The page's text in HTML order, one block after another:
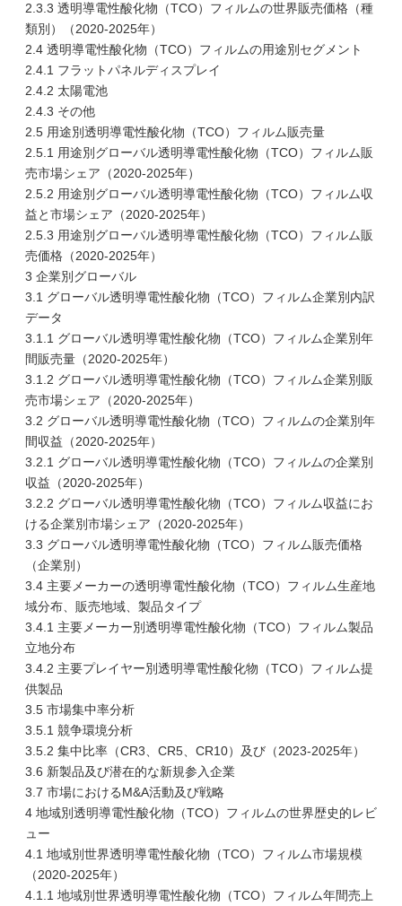
2.3.3 透明導電性酸化物（TCO）フィルムの世界販売価格（種
類別）（2020-2025年）
2.4 透明導電性酸化物（TCO）フィルムの用途別セグメント
2.4.1 フラットパネルディスプレイ
2.4.2 太陽電池
2.4.3 その他
2.5 用途別透明導電性酸化物（TCO）フィルム販売量
2.5.1 用途別グローバル透明導電性酸化物（TCO）フィルム販
売市場シェア（2020-2025年）
2.5.2 用途別グローバル透明導電性酸化物（TCO）フィルム収
益と市場シェア（2020-2025年）
2.5.3 用途別グローバル透明導電性酸化物（TCO）フィルム販
売価格（2020-2025年）
3 企業別グローバル
3.1 グローバル透明導電性酸化物（TCO）フィルム企業別内訳
データ
3.1.1 グローバル透明導電性酸化物（TCO）フィルム企業別年
間販売量（2020-2025年）
3.1.2 グローバル透明導電性酸化物（TCO）フィルム企業別販
売市場シェア（2020-2025年）
3.2 グローバル透明導電性酸化物（TCO）フィルムの企業別年
間収益（2020-2025年）
3.2.1 グローバル透明導電性酸化物（TCO）フィルムの企業別
収益（2020-2025年）
3.2.2 グローバル透明導電性酸化物（TCO）フィルム収益にお
ける企業別市場シェア（2020-2025年）
3.3 グローバル透明導電性酸化物（TCO）フィルム販売価格
（企業別）
3.4 主要メーカーの透明導電性酸化物（TCO）フィルム生産地
域分布、販売地域、製品タイプ
3.4.1 主要メーカー別透明導電性酸化物（TCO）フィルム製品
立地分布
3.4.2 主要プレイヤー別透明導電性酸化物（TCO）フィルム提
供製品
3.5 市場集中率分析
3.5.1 競争環境分析
3.5.2 集中比率（CR3、CR5、CR10）及び（2023-2025年）
3.6 新製品及び潜在的な新規参入企業
3.7 市場におけるM&A活動及び戦略
4 地域別透明導電性酸化物（TCO）フィルムの世界歴史的レビ
ュー
4.1 地域別世界透明導電性酸化物（TCO）フィルム市場規模
（2020-2025年）
4.1.1 地域別世界透明導電性酸化物（TCO）フィルム年間売上